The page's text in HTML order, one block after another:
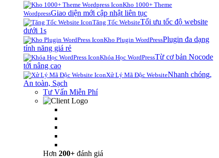
Kho 1000+ Theme
WordpressGiao diện mới cập nhật liên tục
Tăng Tốc WebsiteTối ưu tốc độ website
dưới 1s
Kho Plugin WordPressPlugin đa dạng
tính năng giá rẻ
Khóa Học WordPressTừ cơ bản Nocode
tới nâng cao
Xử Lý Mã Độc WebsiteNhanh chóng,
An toàn, Sạch
Tư Vấn Miễn Phí
Hơn 200+ đánh giá